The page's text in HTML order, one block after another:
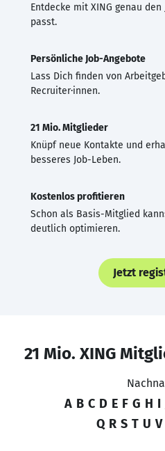
Entdecke mit XING genau
passt.
Persönliche Job-Angebote
Lass Dich finden von
Recruiter·innen.
21 Mio. Mitglieder
Knüpf neue Kontakte und
besseres Job-Leben.
Kostenlos profitieren
Schon als Basis-Mitglied
deutlich optimieren.
Jetzt
21 Mio. XING
A B C D E F G H I
Q R S T U V